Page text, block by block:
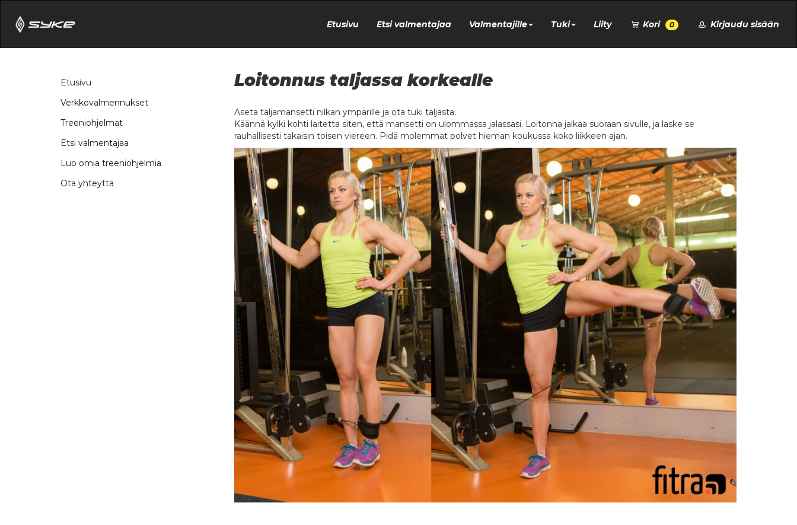
Etusivu Etsi valmentajaa Valmentajille Tuki Liity Kori 0 Kirjaudu sisään
Etusivu
Verkkovalmennukset
Treeniohjelmat
Etsi valmentajaa
Luo omia treeniohjelmia
Ota yhteyttä
Loitonnus taljassa korkealle
Aseta taljamansetti nilkan ympärille ja ota tuki taljasta.
Käännä kylki kohti laitetta siten, että mansetti on ulommassa jalassasi. Loitonna jalkaa suoraan sivulle, ja laske se
rauhallisesti takaisin toisen viereen. Pidä molemmat polvet hieman koukussa koko liikkeen ajan.